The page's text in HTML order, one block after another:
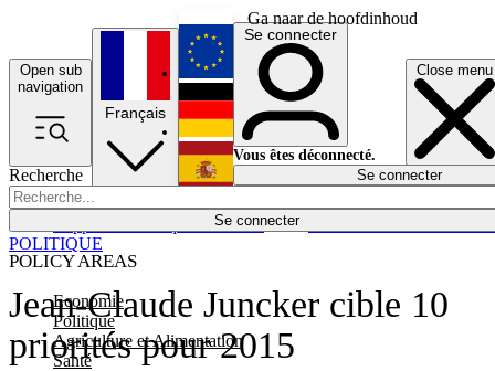
Ga naar de hoofdinhoud
Open sub
navigation
Close menu
Recherche
Se connecter
POLICY AREAS
Economie
Politique
Agriculture et Alimentation
Santé
Économie
Français
English
Deutsch
Español
Se connecter
Vous êtes déconnecté.
Se connecter
Jean-Claude Juncker cible 10
priorités pour 2015
POLITIQUE